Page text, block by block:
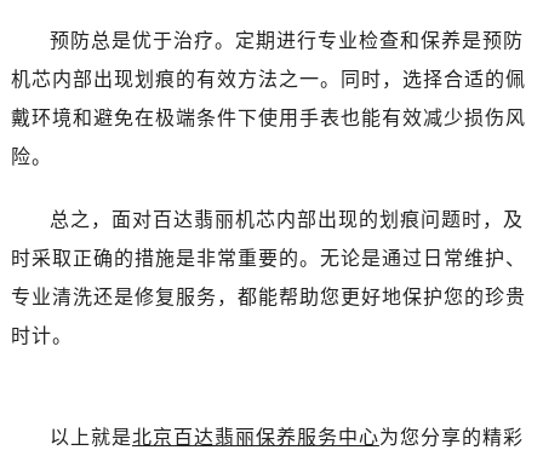
预防总是优于治疗。定期进行专业检查和保养是预防
机芯内部出现划痕的有效方法之一。同时，选择合适的佩
戴环境和避免在极端条件下使用手表也能有效减少损伤风
险。
总之，面对百达翡丽机芯内部出现的划痕问题时，及
时采取正确的措施是非常重要的。无论是通过日常维护、
专业清洗还是修复服务，都能帮助您更好地保护您的珍贵
时计。
以上就是北京百达翡丽保养服务中心为您分享的精彩